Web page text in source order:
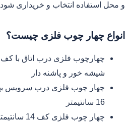
و محل استفاده انتخاب و خریداری
انواع چهار چوب فلزی چیست؟
شیشه خور و پاشنه دار
چهار چوب فلزی درب سرویس
16 سانتیمتر
چهار چوب